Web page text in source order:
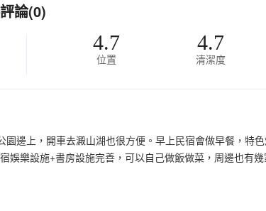
論(0)
4.7
位置
4.7
清潔度
園邊上，開車去澱山湖也很方便。早上民宿會做早餐，特
娛樂設施+書房設施完善，可以自己做飯做菜，周邊也有